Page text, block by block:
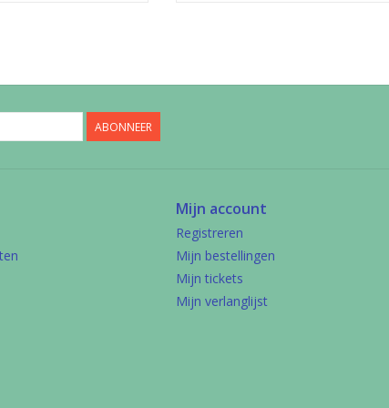
ABONNEER
Mijn account
Registreren
Mijn bestellingen
Mijn tickets
Mijn verlanglijst